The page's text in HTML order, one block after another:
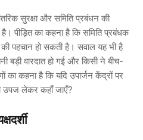
सुरक्षा और समिति प्रबंधन की
पीड़ित का कहना है कि समिति प्रबंधक
पहचान हो सकती है। सवाल यह भी है
बड़ी वारदात हो गई और किसी ने बीच-
का कहना है कि यदि उपार्जन केंद्रों पर
उपज लेकर कहाँ जाएँ?